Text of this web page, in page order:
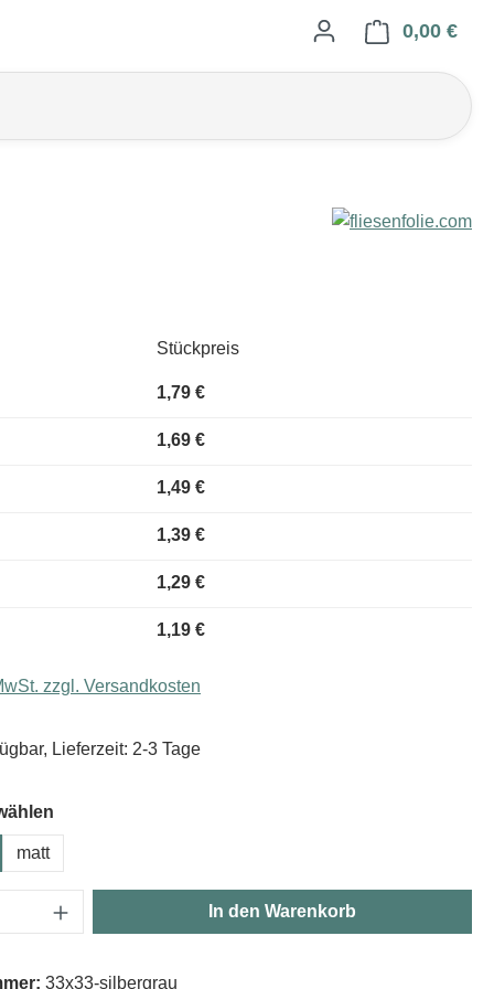
0,00 €
Stückpreis
1,79 €
1,69 €
1,49 €
1,39 €
1,29 €
1,19 €
zzgl. Versandkosten
Lieferzeit: 2-3 Tage
matt
Gib den gewünschten Wert ein
In den Warenkorb
33x33-silbergrau